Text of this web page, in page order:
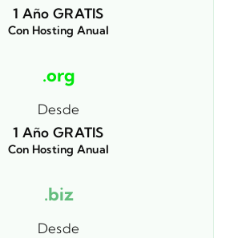
1 Año GRATIS
Con Hosting Anual
.org
Desde
1 Año GRATIS
Con Hosting Anual
.biz
Desde